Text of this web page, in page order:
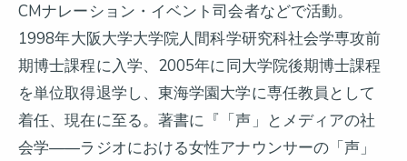
CMナレーション・イベント司会者などで活動。
1998年大阪大学大学院人間科学研究科社会学専攻前
期博士課程に入学、2005年に同大学院後期博士課程
を単位取得退学し、東海学園大学に専任教員として
着任、現在に至る。著書に『「声」とメディアの社
会学——ラジオにおける女性アナウンサーの「声」